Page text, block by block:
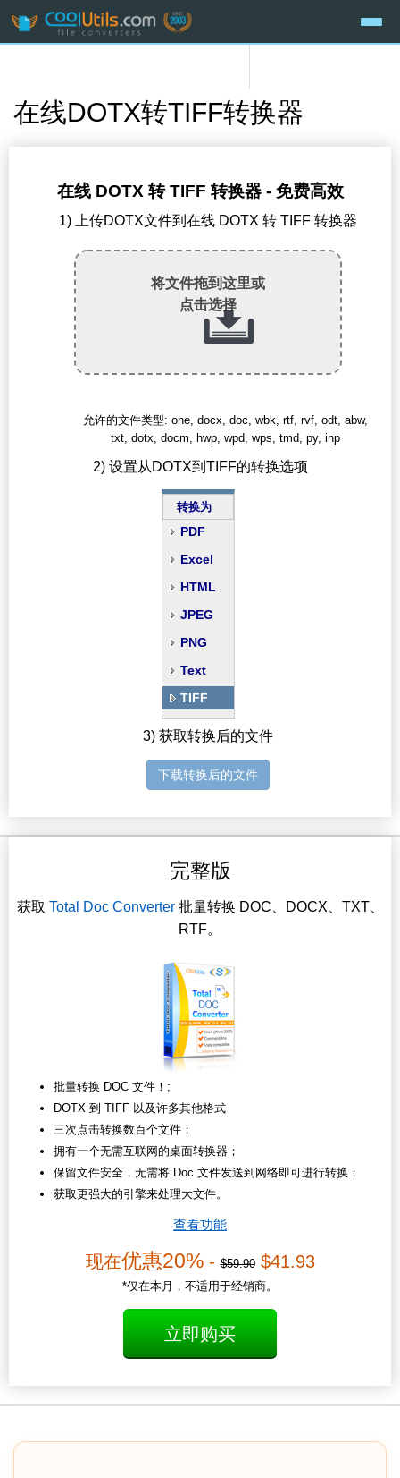
在线DOTX转TIFF转换器
在线 DOTX 转 TIFF 转换器 - 免费高效
1) 上传DOTX文件到在线 DOTX 转 TIFF 转换器
将文件拖到这里或
点击选择
允许的文件类型: one, docx, doc, wbk, rtf, rvf, odt, abw,
txt, dotx, docm, hwp, wpd, wps, tmd, py, inp
2) 设置从DOTX到TIFF的转换选项
转换为
PDF
Excel
HTML
JPEG
PNG
Text
TIFF
3) 获取转换后的文件
下载转换后的文件
完整版
获取 Total Doc Converter批量转换 DOC、DOCX、TXT、
RTF。
批量转换 DOC 文件！;
DOTX 到 TIFF 以及许多其他格式
三次点击转换数百个文件；
拥有一个无需互联网的桌面转换器；
保留文件安全，无需将 Doc 文件发送到网络即可进行转换；
获取更强大的引擎来处理大文件。
查看功能
现在优惠20%-$59.90$41.93
*仅在本月，不适用于经销商。
立即购买